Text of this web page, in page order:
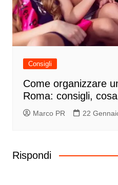
Consigli
Come organizzare
Roma: consigli,
Marco PR 22
Rispondi